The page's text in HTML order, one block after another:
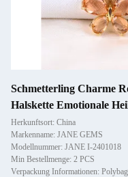
Schmetterling Charme
Halskette Emotionale
Herkunftsort: China
Markenname: JANE GEMS
Modellnummer: JANE I-2401018
Min Bestellmenge: 2 PCS
Verpackung Informationen: